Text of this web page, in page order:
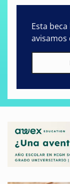
Esta
avisamos